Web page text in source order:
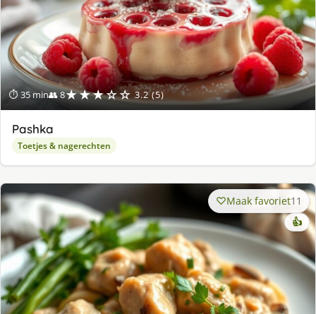
⏱ 35 min👥 8★★★☆☆ 3.2 (5)
Pashka
Toetjes & nagerechten
Maak favoriet11
👍